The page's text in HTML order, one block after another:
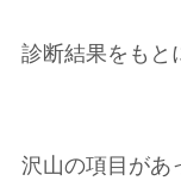
診断結果をもと
沢山の項目があ